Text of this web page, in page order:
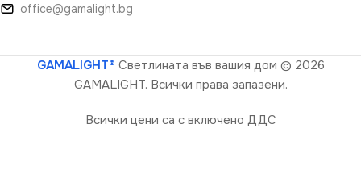
office@gamalight.bg
GAMALIGHT® Светлината във вашия дом © 2026
GAMALIGHT. Всички права запазени.
Всички цени са с включено ДДС